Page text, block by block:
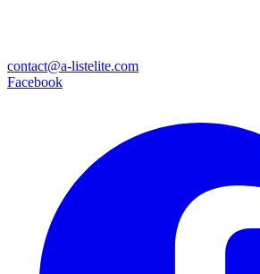
contact@a-listelite.com
Facebook